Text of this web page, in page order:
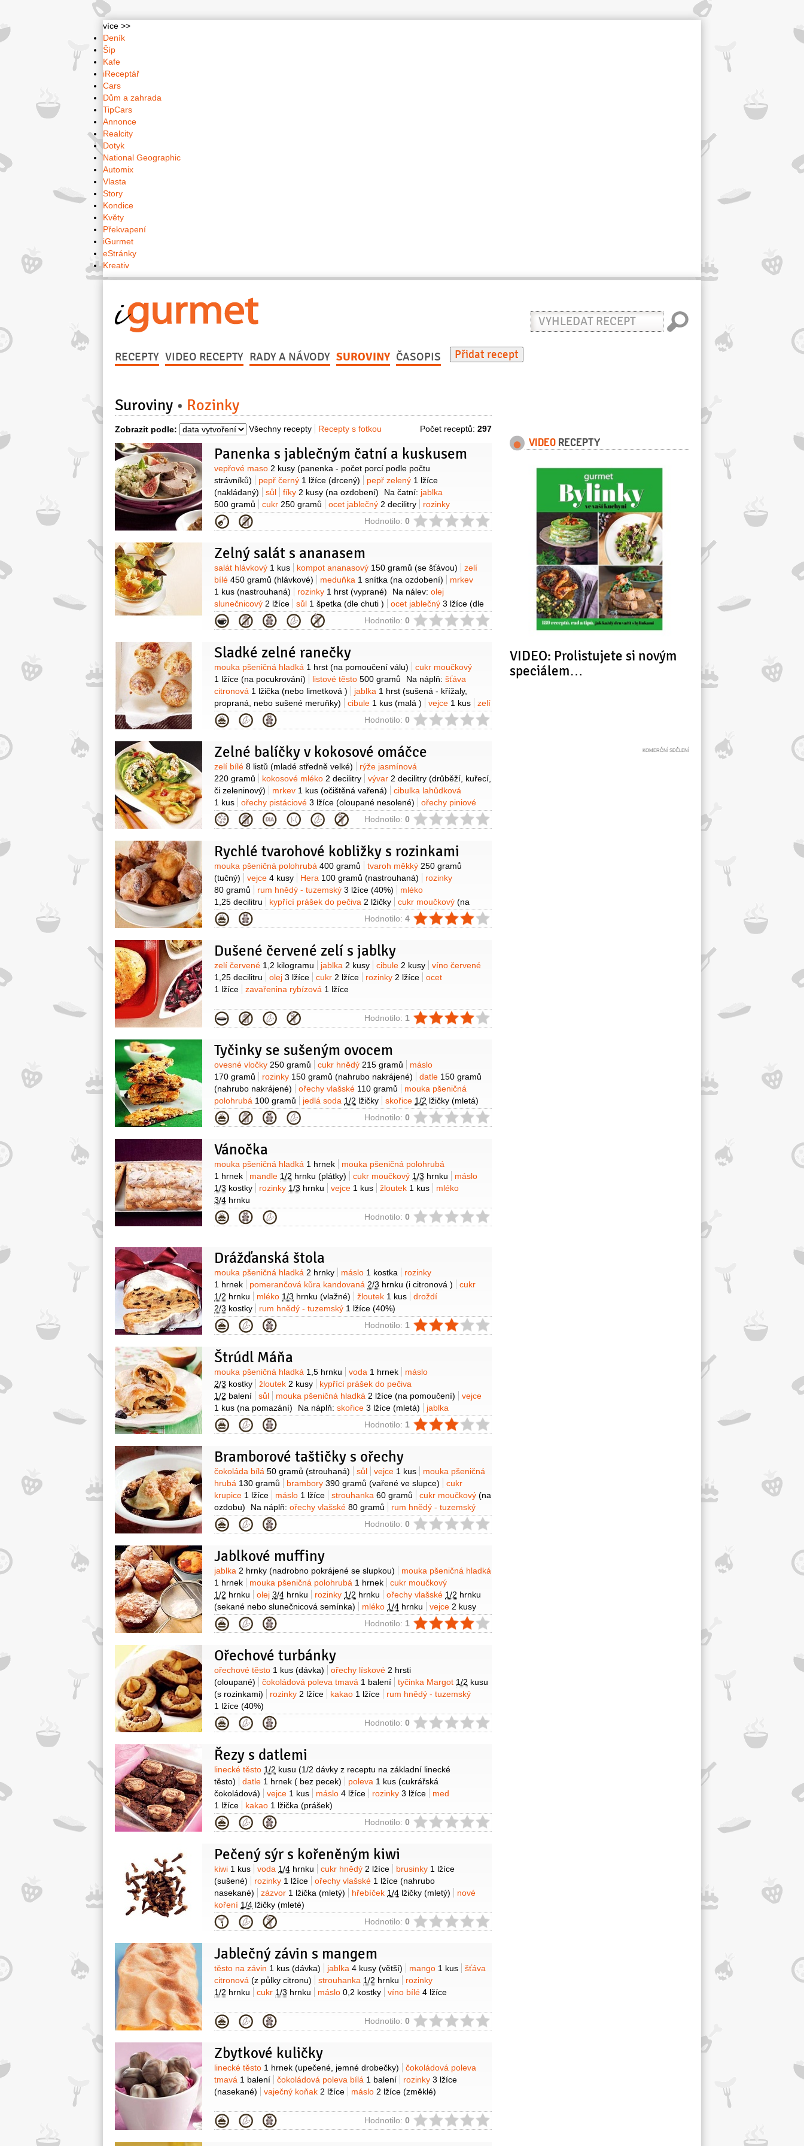
více >>
Deník
Šíp
Kafe
iReceptář
Cars
Dům a zahrada
TipCars
Annonce
Realcity
Dotyk
National Geographic
Automix
Vlasta
Story
Kondice
Květy
Překvapení
iGurmet
eStránky
Kreativ
Vyhledat
recept
RECEPTY VIDEO RECEPTY RADY A NÁVODY SUROVINY ČASOPIS Přidat recept
Suroviny Rozinky
Zobrazit podle: Všechny recepty Recepty s fotkou Počet receptů: 297
Panenka s jablečným čatní a kuskusem
Suroviny
vepřové maso 2 kusy (panenka - počet porcí podle počtu
strávníků)
pepř černý 1 lžíce (drcený) pepř zelený 1 lžíce
(nakládaný)
sůl fíky 2 kusy (na ozdobení) Na čatní: jablka
500 gramů
cukr 250 gramů ocet jablečný 2 decilitry
rozinky
150 gramů
semínko hořčičné 2 lžičky zázvor
1 lžička
(čerstvý - strouhaný)
paprika chilli1 kus hřebíček3 kusy (celý) Na
2 kusy
olej slunečnicový2 lžíce máta4 kusy
Kategorie Hodnotilo: 0
Zelný salát s ananasem
Suroviny
salát hlávkový 1 kus kompot ananasový 150 gramů (se šťávou)
zelí
bílé 450 gramů (hlávkové) meduňka 1 snítka (na ozdobení)
mrkev
1 kus (nastrouhaná) rozinky 1 hrst (vyprané) Na nálev: olej
slunečnicový 2 lžíce sůl 1 špetka (dle chuti ) ocet jablečný 3 lžíce (dle
chuti)
Kategorie Hodnotilo: 0
Sladké zelné ranečky
Suroviny
mouka pšeničná hladká 1 hrst (na pomoučení válu)
cukr moučkový
1 lžíce (na pocukrování) listové těsto 500 gramů Na náplň: šťáva
citronová 1 lžička (nebo limetková ) jablka 1 hrst (sušená - křížaly,
propraná, nebo sušené meruňky)
cibule 1 kus (malá ) vejce 1 kus
zelí
bílé
280 gramů (na nudličky) 60 gramů rozinky 1 hrst
(proprané
)Kategorie Hodnotilo: 0
Zelné balíčky v kokosové omáčce
Suroviny
zelí bílé 8 listů (mladé středně velké)
rýže jasmínová
220 gramů
kokosové mléko 2 decilitry vývar 2 decilitry (drůběží, kuřecí,
či zeleninový)
mrkev 1 kus (očištěná vařená)
cibulka lahůdková
1 kus
ořechy pistáciové 3 lžíce (oloupané nesolené)
ořechy piniové
3 lžíce
rozinky3 lžíce
Kategorie Hodnotilo: 0
Rychlé tvarohové kobližky s rozinkami
Suroviny
mouka pšeničná polohrubá 400 gramů tvaroh měkký 250 gramů
(tučný)
vejce 4 kusy Hera 100 gramů (nastrouhaná)
rozinky
80 gramů
rum hnědý - tuzemský 3 lžíce (40%)
mléko
1,25 decilitru
kypřící prášek do pečiva 2 lžičky cukr moučkový (na
obalení)
Kategorie Hodnotilo: 4
Dušené červené zelí s jablky
Suroviny
zelí červené 1,2 kilogramu jablka 2 kusy cibule 2 kusy
víno červené
1,25 decilitru
olej 3 lžíce cukr 2 lžíce rozinky 2 lžíce
ocet
1 lžíce
zavařenina rybízová 1 lžíce
Kategorie Hodnotilo: 1
Tyčinky se sušeným ovocem
Suroviny
ovesné vločky 250 gramů cukr hnědý 215 gramů
máslo
170 gramů
rozinky 150 gramů (nahrubo nakrájené) datle 150 gramů
(nahrubo nakrájené)
ořechy vlašské 110 gramů
mouka pšeničná
polohrubá 100 gramů jedlá soda 1/2 lžičky skořice 1/2 lžičky (mletá)
Kategorie Hodnotilo: 0
Vánočka
Suroviny
mouka pšeničná hladká 1 hrnek
mouka pšeničná polohrubá
1 hrnek
mandle 1/2 hrnku (plátky) cukr moučkový 1/3 hrnku
máslo
1/3 kostky rozinky 1/3 hrnku vejce 1 kus žloutek 1 kus
mléko
3/4 hrnku
Kategorie Hodnotilo: 0
Drážďanská štola
Suroviny
mouka pšeničná hladká 2 hrnky máslo 1 kostka
rozinky
1 hrnek
pomerančová kůra kandovaná 2/3 hrnku (i citronová )
cukr
1/2 hrnku mléko 1/3 hrnku (vlažné) žloutek 1 kus
droždí
2/3 kostky rum hnědý - tuzemský 1 lžíce (40%)
Kategorie Hodnotilo: 1
Štrúdl Máňa
Suroviny
mouka pšeničná hladká 1,5 hrnku voda 1 hrnek
máslo
2/3 kostky žloutek 2 kusy
kypřící prášek do pečiva
1/2 balení sůl mouka pšeničná hladká 2 lžíce (na pomoučení)
vejce
1 kus (na pomazání) Na náplň: skořice 3 lžíce (mletá)
jablka
6 kusů
piškotové drobečky rozinky1/2 hrnku
ořechy vlašské
1/2hrnku (drcené) rum hnědý - tuzemský4 lžíce (40%)
med
Kategorie Hodnotilo: 1
Bramborové taštičky s ořechy
Suroviny
čokoláda bílá 50 gramů (strouhaná) sůl vejce 1 kus
mouka pšeničná
hrubá 130 gramů brambory 390 gramů (vařené ve slupce)
cukr
krupice 1 lžíce máslo 1 lžíce strouhanka 60 gramů cukr moučkový (na
ozdobu)
Na náplň: ořechy vlašské 80 gramů
rum hnědý - tuzemský
1 lžíce
(40%) rozinky 2 lžíce
(na vaření,
strouhaný)
švestková povidla6 lžic fíky2 kusy (sušené)
meruňky
2 kusy
pudinkový prášek kakaový
Kategorie Hodnotilo: 0
Jablkové muffiny
Suroviny
jablka 2 hrnky (nadrobno pokrájené se slupkou)
mouka pšeničná hladká
1 hrnek
mouka pšeničná polohrubá 1 hrnek
cukr moučkový
1/2 hrnku olej 3/4 hrnku rozinky 1/2 hrnku ořechy vlašské 1/2 hrnku
(sekané nebo slunečnicová semínka)
mléko 1/4 hrnku vejce 2 kusy
Kategorie Hodnotilo: 1
Ořechové turbánky
Suroviny
ořechové těsto 1 kus (dávka) ořechy lískové 2 hrsti
(oloupané)
čokoládová poleva tmavá 1 balení tyčinka Margot 1/2 kusu
(s rozinkami)
rozinky 2 lžíce kakao 1 lžíce
rum hnědý - tuzemský
1 lžíce (40%)
Kategorie Hodnotilo: 0
Řezy s datlemi
Suroviny
linecké těsto 1/2 kusu (1/2 dávky z receptu na základní linecké
těsto)
datle 1 hrnek ( bez pecek) poleva 1 kus (cukrářská
čokoládová)
vejce 1 kus máslo 4 lžíce rozinky 3 lžíce
med
1 lžíce
kakao 1 lžička (prášek)
Kategorie Hodnotilo: 0
Pečený sýr s kořeněným kiwi
Suroviny
kiwi 1 kus voda 1/4 hrnku cukr hnědý 2 lžíce brusinky 1 lžíce
(sušené)
rozinky 1 lžíce ořechy vlašské 1 lžíce (nahrubo
nasekané)
zázvor 1 lžička (mletý) hřebíček 1/4 lžičky (mletý)
nové
koření 1/4 lžičky (mleté)
Kategorie Hodnotilo: 0
Jablečný závin s mangem
Suroviny
těsto na závin 1 kus (dávka) jablka 4 kusy (větší) mango 1 kus
šťáva
citronová (z půlky citronu) strouhanka 1/2 hrnku
rozinky
1/2 hrnku cukr 1/3 hrnku máslo 0,2 kostky víno bílé 4 lžíce
Kategorie Hodnotilo: 0
Zbytkové kuličky
Suroviny
linecké těsto 1 hrnek (upečené, jemné drobečky)
čokoládová poleva
tmavá 1 balení čokoládová poleva bílá 1 balení rozinky 3 lžíce
(nasekané)
vaječný koňak 2 lžíce máslo 2 lžíce (změklé)
Kategorie Hodnotilo: 0
VIDEO RECEPTY
VIDEO: Prolistujete si novým
speciálem…